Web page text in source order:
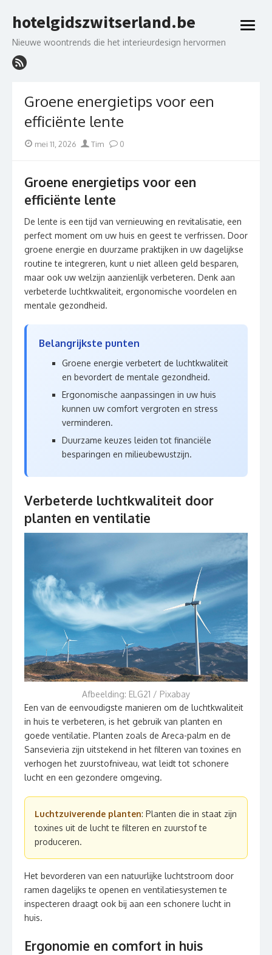
to
hotelgidszwitserland.be
Nieuwe woontrends die het interieurdesign hervormen
open
Groene energietips voor een
efficiënte lente
Postedmei 11, 2026 Author
Tim 0
Groene energietips voor een
efficiënte lente
De lente is een tijd van vernieuwing en revitalisatie, een
perfect moment om uw huis en geest te verfrissen. Door
groene energie en duurzame praktijken in uw dagelijkse
routine te integreren, kunt u niet alleen geld besparen,
maar ook uw welzijn aanzienlijk verbeteren. Denk aan
verbeterde luchtkwaliteit, ergonomische voordelen en
mentale gezondheid.
Belangrijkste punten
Groene energie verbetert de luchtkwaliteit
en bevordert de mentale gezondheid.
Ergonomische aanpassingen in uw huis
kunnen uw comfort vergroten en stress
verminderen.
Duurzame keuzes leiden tot financiële
besparingen en milieubewustzijn.
Verbeterde luchtkwaliteit door
planten en ventilatie
Afbeelding: ELG21 / Pixabay
Een van de eenvoudigste manieren om de luchtkwaliteit
in huis te verbeteren, is het gebruik van planten en
goede ventilatie. Planten zoals de Areca-palm en de
Sansevieria zijn uitstekend in het filteren van toxines en
verhogen het zuurstofniveau, wat leidt tot schonere
lucht en een gezondere omgeving.
Luchtzuiverende planten: Planten die in staat zijn
toxines uit de lucht te filteren en zuurstof te
produceren.
Het bevorderen van een natuurlijke luchtstroom door
ramen dagelijks te openen en ventilatiesystemen te
inspecteren draagt ook bij aan een schonere lucht in
huis.
Ergonomie en comfort in huis